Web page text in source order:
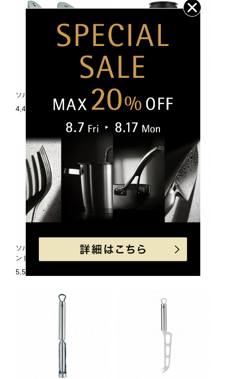
ソルト＆ペッパーTWO IN ONE
4,400円（税込）
売り切れ
トレンド セラミル ブラック
5,500円（税込）
ソルト＆ペッパー ウッドスタ
ンド付き
5,500円（税込）
千切りピーラー
2,750円（税込）